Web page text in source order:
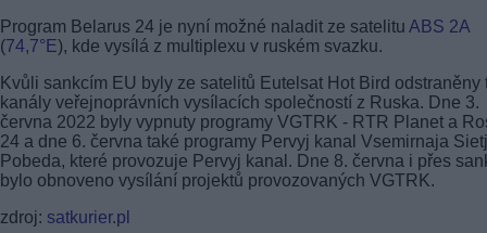
Program Belarus 24 je nyní možné naladit ze satelitu ABS 2A
(74,7°E), kde vysílá z multiplexu v ruském svazku.
Kvůli sankcím EU byly ze satelitů Eutelsat Hot Bird odstraněny
kanály veřejnoprávních vysílacích společností z Ruska. Dne 3.
června 2022 byly vypnuty programy VGTRK - RTR Planet a
24 a dne 6. června také programy Pervyj kanal Vsemirnaja
Pobeda, které provozuje Pervyj kanal. Dne 8. června i přes
bylo obnoveno vysílání projektů provozovaných VGTRK.
zdroj: satkurier.pl